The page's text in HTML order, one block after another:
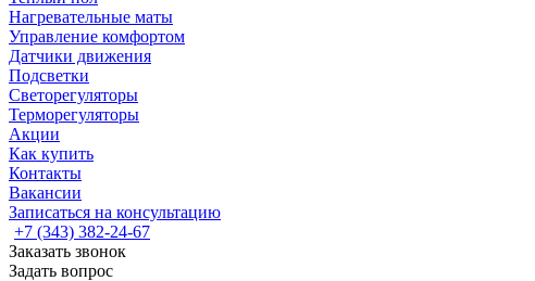
Нагревательные маты
Управление комфортом
Датчики движения
Подсветки
Светорегуляторы
Терморегуляторы
Акции
Как купить
Контакты
Вакансии
Записаться на консультацию
+7 (343) 382-24-67
Заказать звонок
Задать вопрос